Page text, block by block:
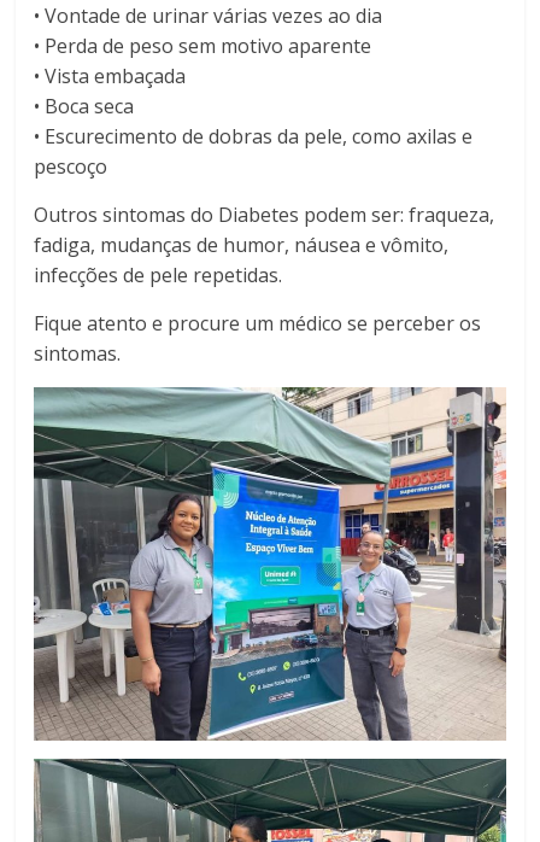
• Vontade de urinar várias vezes ao dia
• Perda de peso sem motivo aparente
• Vista embaçada
• Boca seca
• Escurecimento de dobras da pele, como axilas e
pescoço
Outros sintomas do Diabetes podem ser: fraqueza,
fadiga, mudanças de humor, náusea e vômito,
infecções de pele repetidas.
Fique atento e procure um médico se perceber os
sintomas.